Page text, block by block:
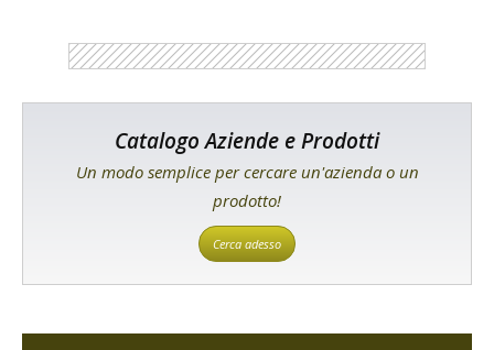
Catalogo Aziende e Prodotti
Un modo semplice per cercare un'azienda o un
prodotto!
Cerca adesso